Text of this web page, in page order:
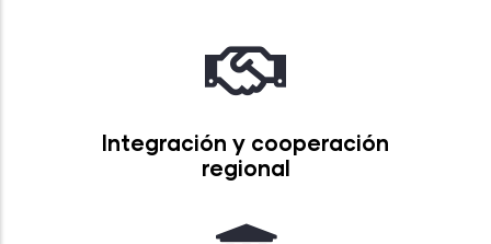
Integración y cooperación
regional